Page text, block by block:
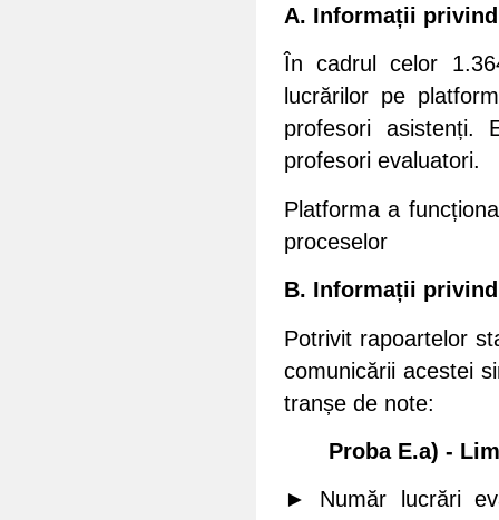
A. Informații
În cadrul celor
lucrărilor pe
profesori asistenți.
profesori evaluatori.
Platforma a
proceselor
B. Informații
Potrivit rapoartelor
comunicării acestei
tranșe de note:
Proba E.a) -
► Număr lucrări